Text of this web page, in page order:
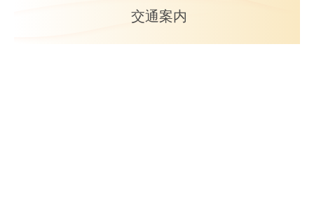
交通案内